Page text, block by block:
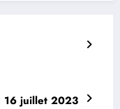
16 juillet 2023